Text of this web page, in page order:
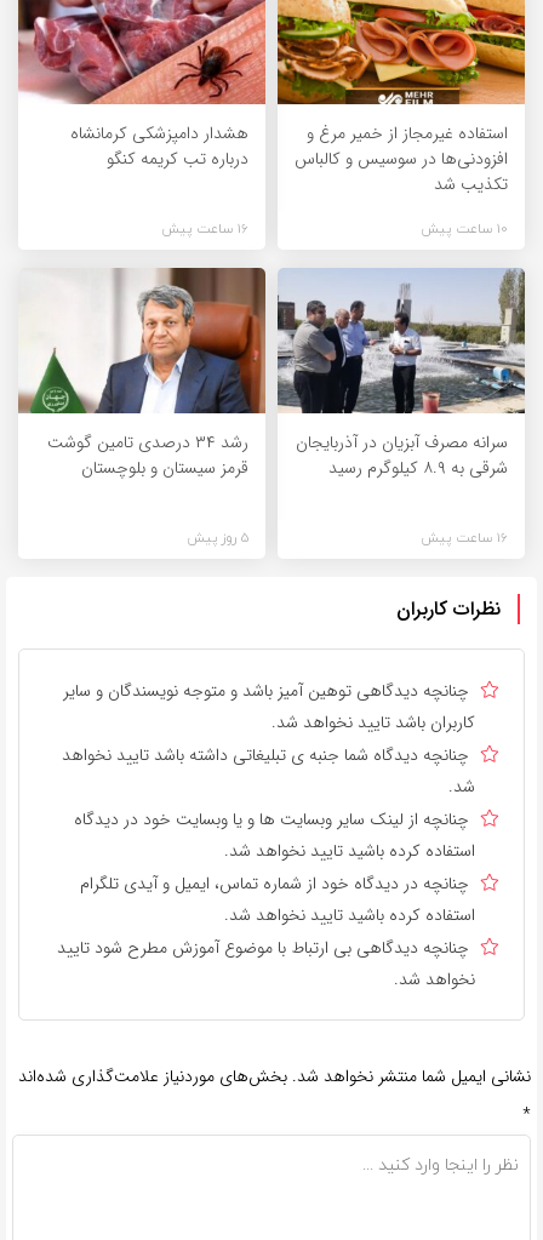
استفاده غیرمجاز از خمیر مرغ و
افزودنی‌ها در سوسیس و کالباس
تکذیب شد
10 ساعت پیش
هشدار دامپزشکی کرمانشاه
درباره تب کریمه کنگو
16 ساعت پیش
سرانه مصرف آبزیان در آذربایجان
شرقی به ۸.۹ کیلوگرم رسید
16 ساعت پیش
رشد ۳۴ درصدی تامین گوشت
قرمز سیستان و بلوچستان
5 روز پیش
نظرات کاربران
چنانچه دیدگاهی توهین آمیز باشد و متوجه نویسندگان و سایر
کاربران باشد تایید نخواهد شد.
چنانچه دیدگاه شما جنبه ی تبلیغاتی داشته باشد تایید نخواهد
شد.
چنانچه از لینک سایر وبسایت ها و یا وبسایت خود در دیدگاه
استفاده کرده باشید تایید نخواهد شد.
چنانچه در دیدگاه خود از شماره تماس، ایمیل و آیدی تلگرام
استفاده کرده باشید تایید نخواهد شد.
چنانچه دیدگاهی بی ارتباط با موضوع آموزش مطرح شود تایید
نخواهد شد.
نشانی ایمیل شما منتشر نخواهد شد. بخش‌های موردنیاز علامت‌گذاری شده‌اند
*